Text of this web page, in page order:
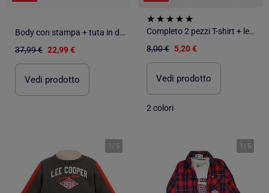
Body con stampa + tuta in denim
37,99 € 22,99 €
Vedi prodotto
Completo 2 pezzi T-shirt + leggings
8,00 € 5,20 €
Vedi prodotto
2 colori
1 / 5 1 / 5